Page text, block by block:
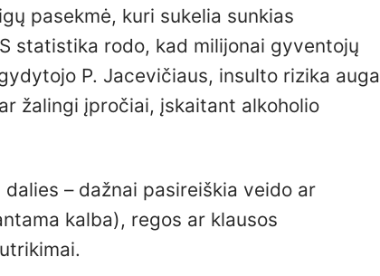
pasekmė, kuri sukelia sunkias
statistika rodo, kad milijonai gyventojų
P. Jacevičiaus, insulto rizika auga
žalingi įpročiai, įskaitant alkoholio
– dažnai pasireiškia veido ar
kalba), regos ar klausos